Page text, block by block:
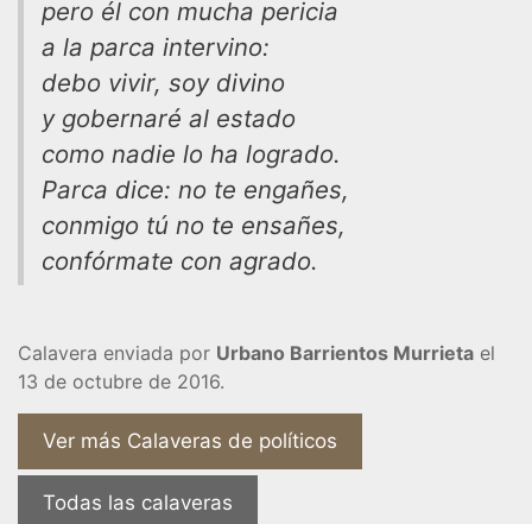
pero él con mucha pericia
a la parca intervino:
debo vivir, soy divino
y gobernaré al estado
como nadie lo ha logrado.
Parca dice: no te engañes,
conmigo tú no te ensañes,
confórmate con agrado.
Calavera enviada por Urbano Barrientos Murrieta el
13 de octubre de 2016.
Ver más Calaveras de políticos
Todas las calaveras